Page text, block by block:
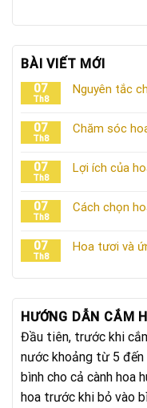
BÀI VIẾT MỚI
07
Th8
Nguyên tắc
07
Th8
Chăm sóc
07
Th8
Lợi ích của
07
Th8
Cách chọn
07
Th8
Hoa tươi và
HƯỚNG DẪN CẮM
Đầu tiên, trước khi
nước khoảng từ 5
bình cho cả cành hoa
hoa trước khi bỏ vào